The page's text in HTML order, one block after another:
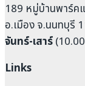
189 หมู่บ้านพาร์ค
อ.เมือง จ.นนทบุรี
จันทร์-เสาร์
Links